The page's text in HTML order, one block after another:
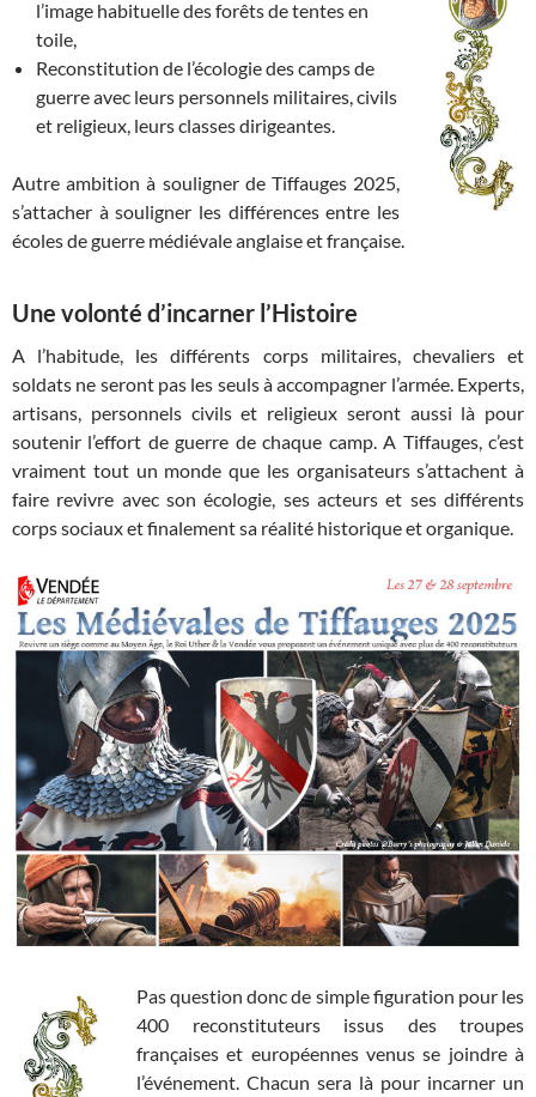
l’image habituelle des forêts de tentes en
toile,
Reconstitution de l’écologie des camps de
guerre avec leurs personnels militaires, civils
et religieux, leurs classes dirigeantes.
Autre ambition à souligner de Tiffauges 2025,
s’attacher à souligner les différences entre les
écoles de guerre médiévale anglaise et française.
Une volonté d’incarner l’Histoire
A l’habitude, les différents corps militaires, chevaliers et
soldats ne seront pas les seuls à accompagner l’armée. Experts,
artisans, personnels civils et religieux seront aussi là pour
soutenir l’effort de guerre de chaque camp. A Tiffauges, c’est
vraiment tout un monde que les organisateurs s’attachent à
faire revivre avec son écologie, ses acteurs et ses différents
corps sociaux et finalement sa réalité historique et organique.
Pas question donc de simple figuration pour les
400 reconstituteurs issus des troupes
françaises et européennes venus se joindre à
l’événement. Chacun sera là pour incarner un